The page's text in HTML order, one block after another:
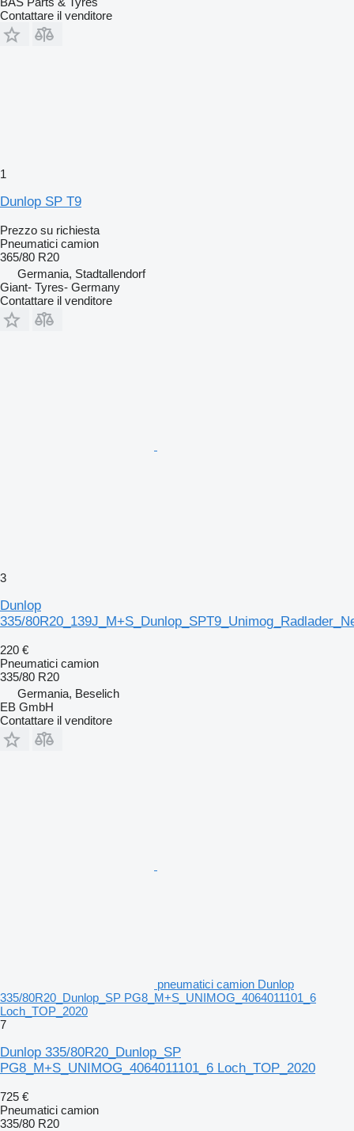
Contattare il venditore
1
Dunlop SP T9
Prezzo su richiesta
Pneumatici camion
365/80 R20
Germania, Stadtallendorf
Giant- Tyres- Germany
Contattare il venditore
3
Dunlop
335/
220 €
Pneumatici camion
335/80 R20
Germania, Beselich
EB GmbH
Contattare il venditore
pneumatici camion Dunlop
335/80R20_Dunlop_SP PG8_M+S_UNIMOG_4064011101_6
Loch_TOP_2020
7
Dunlop 335/80R20_Dunlop_SP
PG8_M+S_UNIMOG_4064011101_6 Loch_TOP_2020
725 €
Pneumatici camion
335/80 R20